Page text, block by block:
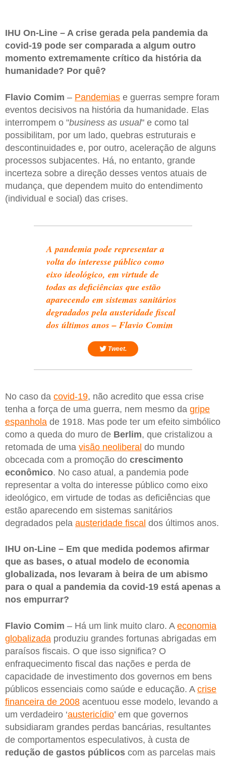
IHU On-Line – A crise gerada pela pandemia da
covid-19 pode ser comparada a algum outro
momento extremamente crítico da história da
humanidade? Por quê?
Flavio Comim – Pandemias e guerras sempre foram
eventos decisivos na história da humanidade. Elas
interrompem o "business as usual" e como tal
possibilitam, por um lado, quebras estruturais e
descontinuidades e, por outro, aceleração de alguns
processos subjacentes. Há, no entanto, grande
incerteza sobre a direção desses ventos atuais de
mudança, que dependem muito do entendimento
(individual e social) das crises.
A pandemia pode representar a
volta do interesse público como
eixo ideológico, em virtude de
todas as deficiências que estão
aparecendo em sistemas sanitários
degradados pela austeridade fiscal
dos últimos anos – Flavio Comim
Tweet.
No caso da covid-19, não acredito que essa crise
tenha a força de uma guerra, nem mesmo da gripe
espanhola de 1918. Mas pode ter um efeito simbólico
como a queda do muro de Berlim, que cristalizou a
retomada de uma visão neoliberal do mundo
obcecada com a promoção do crescimento
econômico. No caso atual, a pandemia pode
representar a volta do interesse público como eixo
ideológico, em virtude de todas as deficiências que
estão aparecendo em sistemas sanitários
degradados pela austeridade fiscal dos últimos anos.
IHU on-Line – Em que medida podemos afirmar
que as bases, o atual modelo de economia
globalizada, nos levaram à beira de um abismo
para o qual a pandemia da covid-19 está apenas a
nos empurrar?
Flavio Comim – Há um link muito claro. A economia
globalizada produziu grandes fortunas abrigadas em
paraísos fiscais. O que isso significa? O
enfraquecimento fiscal das nações e perda de
capacidade de investimento dos governos em bens
públicos essenciais como saúde e educação. A crise
financeira de 2008 acentuou esse modelo, levando a
um verdadeiro ‘austericídio’ em que governos
subsidiaram grandes perdas bancárias, resultantes
de comportamentos especulativos, à custa de
redução de gastos públicos com as parcelas mais